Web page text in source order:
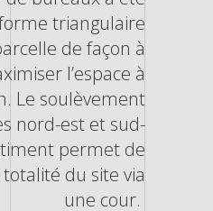
triangulaire
de façon à
l’espace à
Le soulèvement
nord-est et sud-
permet de
du site via
une cour.